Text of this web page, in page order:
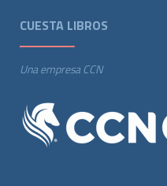
CUESTA LIBROS
Una empresa CCN